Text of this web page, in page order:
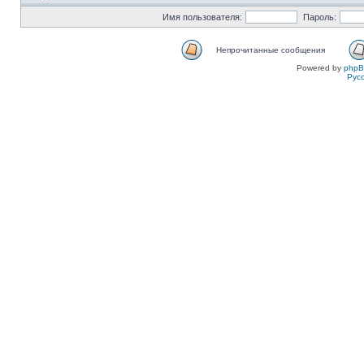
Имя пользователя: Пароль:
Непрочитанные сообщения
Powered by